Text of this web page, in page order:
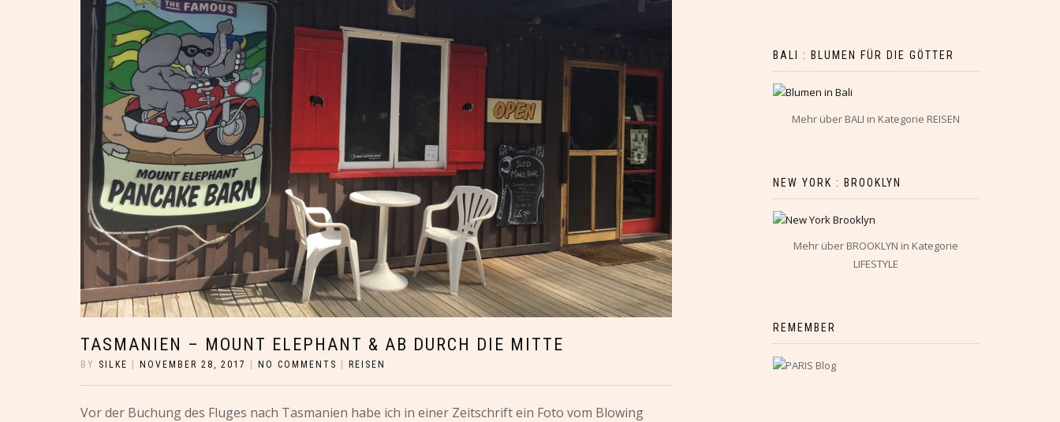
TASMANIEN – MOUNT ELEPHANT & AB DURCH DIE MITTE
BY SILKE NOVEMBER 28, 2017 NO COMMENTS REISEN
Vor der Buchung des Fluges nach Tasmanien habe ich in einer Zeitschrift ein Foto vom Blowing
BALI : BLUMEN FÜR DIE GÖTTER
Mehr über BALI in Kategorie REISEN
NEW YORK : BROOKLYN
Mehr über BROOKLYN in Kategorie
LIFESTYLE
REMEMBER